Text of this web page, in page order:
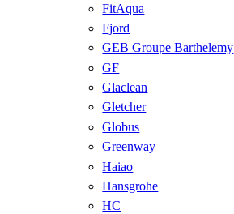
FitAqua
Fjord
GEB Groupe Barthelemy
GF
Glaclean
Gletcher
Globus
Greenway
Haiao
Hansgrohe
HC